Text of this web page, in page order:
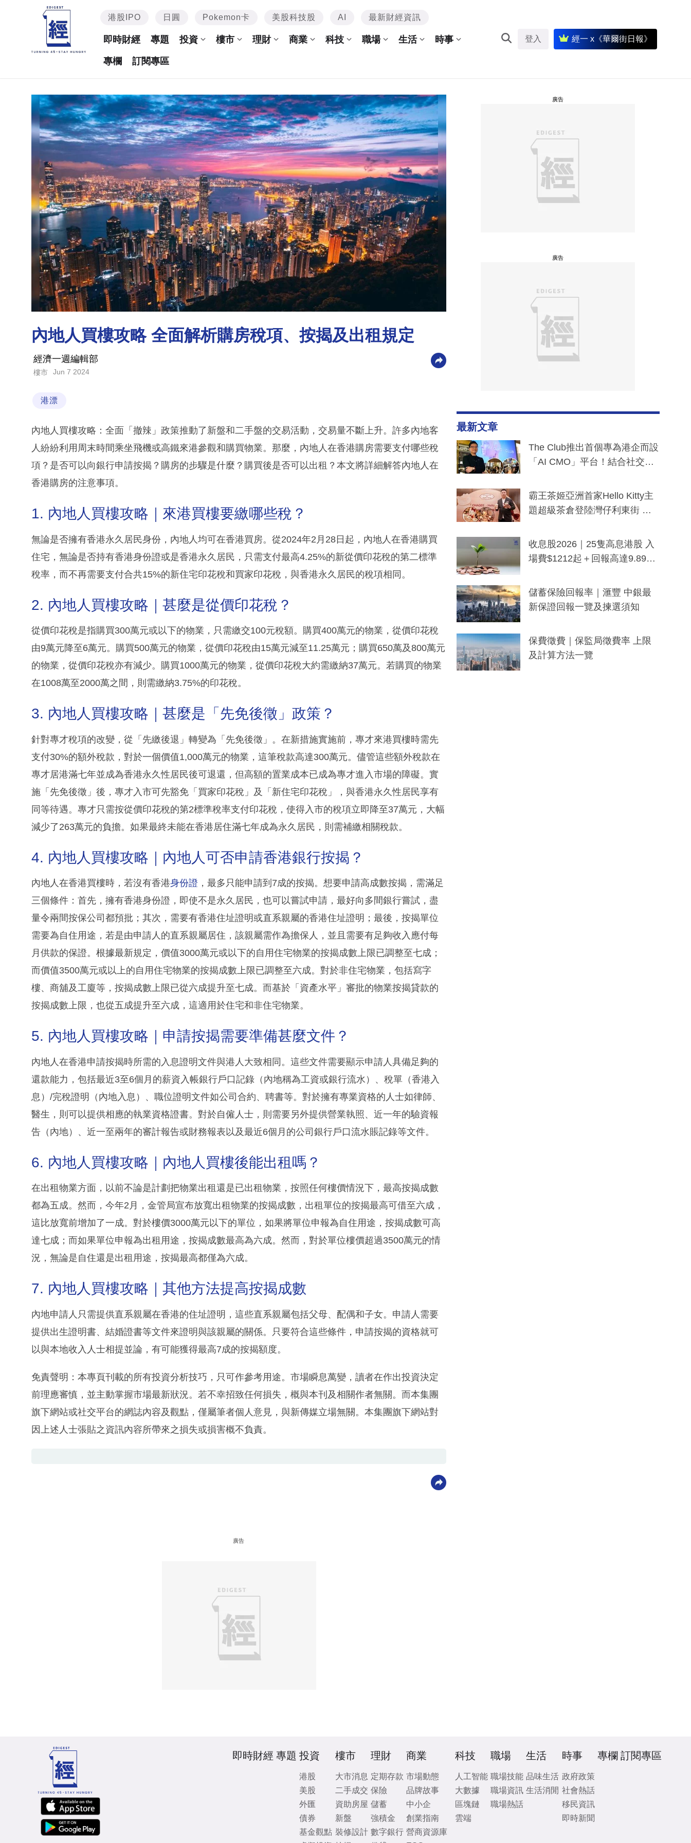
港股IPO 日圓 Pokemon卡 美股科技股 AI 最新財經資訊
即時財經 專題 投資 樓市 理財 商業 科技 職場 生活 時事
專欄 訂閱專區
登入 經一 x《華爾街日報》
內地人買樓攻略 全面解析購房稅項、按揭及出租規定
經濟一週編輯部
樓市 Jun 7 2024
港漂
內地人買樓攻略：全面「撤辣」政策推動了新盤和二手盤的交易活動，交易量不斷上升。許多內地客
人紛紛利用周末時間乘坐飛機或高鐵來港參觀和購買物業。那麼，內地人在香港購房需要支付哪些稅
項？是否可以向銀行申請按揭？購房的步驟是什麼？購買後是否可以出租？本文將詳細解答內地人在
香港購房的注意事項。
1. 內地人買樓攻略｜來港買樓要繳哪些稅？
無論是否擁有香港永久居民身份，內地人均可在香港買房。從2024年2月28日起，內地人在香港購買
住宅，無論是否持有香港身份證或是香港永久居民，只需支付最高4.25%的新從價印花稅的第二標準
稅率，而不再需要支付合共15%的新住宅印花稅和買家印花稅，與香港永久居民的稅項相同。
2. 內地人買樓攻略｜甚麼是從價印花稅？
從價印花稅是指購買300萬元或以下的物業，只需繳交100元稅額。購買400萬元的物業，從價印花稅
由9萬元降至6萬元。購買500萬元的物業，從價印花稅由15萬元減至11.25萬元；購買650萬及800萬元
的物業，從價印花稅亦有減少。購買1000萬元的物業，從價印花稅大約需繳納37萬元。若購買的物業
在1008萬至2000萬之間，則需繳納3.75%的印花稅。
3. 內地人買樓攻略｜甚麼是「先免後徵」政策？
針對專才稅項的改變，從「先繳後退」轉變為「先免後徵」。在新措施實施前，專才來港買樓時需先
支付30%的額外稅款，對於一個價值1,000萬元的物業，這筆稅款高達300萬元。儘管這些額外稅款在
專才居港滿七年並成為香港永久性居民後可退還，但高額的置業成本已成為專才進入市場的障礙。實
施「先免後徵」後，專才入市可先豁免「買家印花稅」及「新住宅印花稅」，與香港永久性居民享有
同等待遇。專才只需按從價印花稅的第2標準稅率支付印花稅，使得入市的稅項立即降至37萬元，大幅
減少了263萬元的負擔。如果最終未能在香港居住滿七年成為永久居民，則需補繳相關稅款。
4. 內地人買樓攻略｜內地人可否申請香港銀行按揭？
內地人在香港買樓時，若沒有香港身份證 ，最多只能申請到7成的按揭。想要申請高成數按揭，需滿足
三個條件：首先，擁有香港身份證，即使不是永久居民，也可以嘗試申請，最好向多間銀行嘗試，盡
量令兩間按保公司都預批；其次，需要有香港住址證明或直系親屬的香港住址證明；最後，按揭單位
需要為自住用途，若是由申請人的直系親屬居住，該親屬需作為擔保人，並且需要有足夠收入應付每
月供款的保證。根據最新規定，價值3000萬元或以下的自用住宅物業的按揭成數上限已調整至七成；
而價值3500萬元或以上的自用住宅物業的按揭成數上限已調整至六成。對於非住宅物業，包括寫字
樓、商舖及工廈等，按揭成數上限已從六成提升至七成。而基於「資產水平」審批的物業按揭貸款的
按揭成數上限，也從五成提升至六成，這適用於住宅和非住宅物業。
5. 內地人買樓攻略｜申請按揭需要準備甚麼文件？
內地人在香港申請按揭時所需的入息證明文件與港人大致相同。這些文件需要顯示申請人具備足夠的
還款能力，包括最近3至6個月的薪資入帳銀行戶口記錄（內地稱為工資或銀行流水）、稅單（香港入
息）/完稅證明（內地入息）、職位證明文件如公司合約、聘書等。對於擁有專業資格的人士如律師、
醫生，則可以提供相應的執業資格證書。對於自僱人士，則需要另外提供營業執照、近一年的驗資報
告（內地）、近一至兩年的審計報告或財務報表以及最近6個月的公司銀行戶口流水賬記錄等文件。
6. 內地人買樓攻略｜內地人買樓後能出租嗎？
在出租物業方面，以前不論是計劃把物業出租還是已出租物業，按照任何樓價情況下，最高按揭成數
都為五成。然而，今年2月，金管局宣布放寬出租物業的按揭成數，出租單位的按揭最高可借至六成，
這比放寬前增加了一成。對於樓價3000萬元以下的單位，如果將單位申報為自住用途，按揭成數可高
達七成；而如果單位申報為出租用途，按揭成數最高為六成。然而，對於單位樓價超過3500萬元的情
況，無論是自住還是出租用途，按揭最高都僅為六成。
7. 內地人買樓攻略｜其他方法提高按揭成數
內地申請人只需提供直系親屬在香港的住址證明，這些直系親屬包括父母、配偶和子女。申請人需要
提供出生證明書、結婚證書等文件來證明與該親屬的關係。只要符合這些條件，申請按揭的資格就可
以與本地收入人士相提並論，有可能獲得最高7成的按揭額度。
免責聲明：本專頁刊載的所有投資分析技巧，只可作參考用途。市場瞬息萬變，讀者在作出投資決定
前理應審慎，並主動掌握市場最新狀況。若不幸招致任何損失，概與本刊及相關作者無關。而本集團
旗下網站或社交平台的網誌內容及觀點，僅屬筆者個人意見，與新傳媒立場無關。本集團旗下網站對
因上述人士張貼之資訊內容所帶來之損失或損害概不負責。
廣告
廣告
廣告
最新文章
The Club推出首個專為港企而設
「AI CMO」平台！結合社交聆
分鐘生成「貼地」宣傳短片
霸王茶姬亞洲首家Hello Kitty主
題超級茶倉登陸灣仔利東街 推
y及香港限定特調系列
收息股2026｜25隻高息港股 入
場費$1212起＋回報高達9.89
儲蓄保險回報率｜滙豐 中銀最
新保證回報一覽及揀選須知
保費徵費｜保監局徵費率 上限
及計算方法一覽
即時財經 專題 投資
港股
美股
外匯
債券
基金觀點
樓市
大市消息
二手成交
資助房屋
新盤
裝修設計
理財
定期存款
保險
儲蓄
強積金
數字銀行
商業
市場動態
品牌故事
中小企
創業指南
營商資源庫
科技
人工智能
大數據
區塊鏈
雲端
職場
職場技能
職場資訊
職場熱話
生活
品味生活
生活消閒
時事
政府政策
社會熱話
移民資訊
即時新聞
專欄 訂閱專區